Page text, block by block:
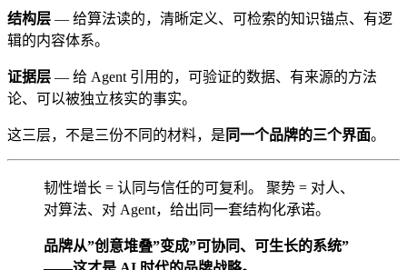
结构层 — 给算法读的，清晰定义、可检索的知识锚点、有逻
辑的内容体系。
证据层 — 给 Agent 引用的，可验证的数据、有来源的方法
论、可以被独立核实的事实。
这三层，不是三份不同的材料，是 同一个品牌的三个界面。
韧性增长 = 认同与信任的可复利。 聚势 = 对人、
对算法、对 Agent，给出同一套结构化承诺。
品牌从”创意堆叠”变成”可协同、可生长的系统”